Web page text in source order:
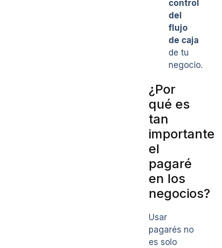
control
del
flujo
de caja
de tu
negocio.
¿Por
qué es
tan
importante
el
pagaré
en los
negocios?
Usar
pagarés no
es solo